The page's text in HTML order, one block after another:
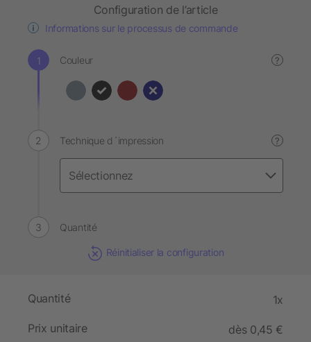
Configuration de l’article
Informations sur le processus de commande
Couleur ?
Technique d´impression ?
Quantité
Réinitialiser la configuration
Quantité 1x
Prix unitaire
dès 0,45 €